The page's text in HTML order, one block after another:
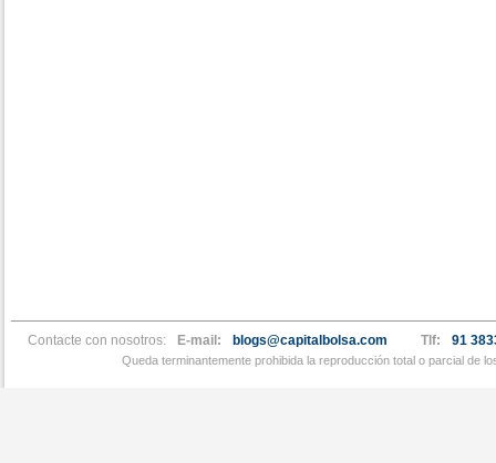
Contacte con nosotros: E-mail: blogs@capitalbolsa.com Tlf: 91
Queda terminantemente prohibida la reproducción total o parcial de